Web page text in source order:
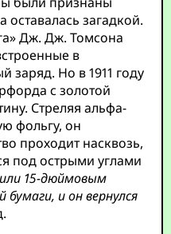
оставалась загадкой.
Дж. Дж. Томсона
в
заряд. Но в 1911 году
с золотой
Стреляя альфа-
фольгу, он
проходит насквозь,
под острыми углами
15-дюймовым
и он вернулся